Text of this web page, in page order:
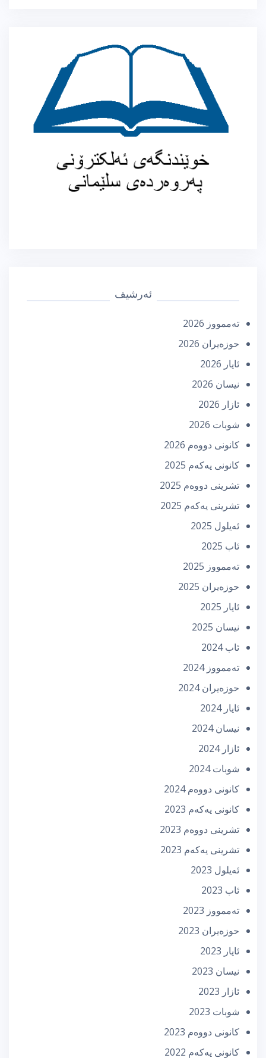
ئەرشیف
تەممووز 2026
حوزه‌یران 2026
ئایار 2026
نیسان 2026
ئازار 2026
شوبات 2026
كانونی دووه‌م 2026
كانونی یه‌كه‌م 2025
تشرینی دووه‌م 2025
تشرینی یه‌كه‌م 2025
ئه‌یلول 2025
ئاب 2025
تەممووز 2025
حوزه‌یران 2025
ئایار 2025
نیسان 2025
ئاب 2024
تەممووز 2024
حوزه‌یران 2024
ئایار 2024
نیسان 2024
ئازار 2024
شوبات 2024
كانونی دووه‌م 2024
كانونی یه‌كه‌م 2023
تشرینی دووه‌م 2023
تشرینی یه‌كه‌م 2023
ئه‌یلول 2023
ئاب 2023
تەممووز 2023
حوزه‌یران 2023
ئایار 2023
نیسان 2023
ئازار 2023
شوبات 2023
كانونی دووه‌م 2023
كانونی یه‌كه‌م 2022